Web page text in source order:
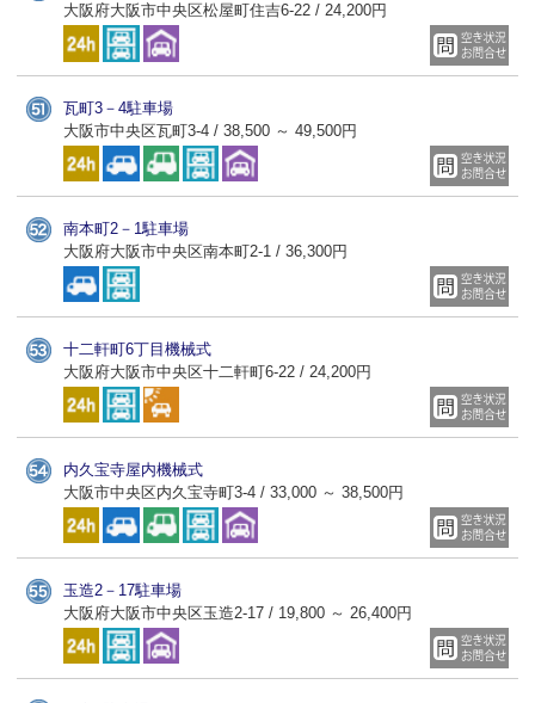
大阪府大阪市中央区松屋町住吉6-22 / 24,200円
瓦町3－4駐車場
大阪市中央区瓦町3-4 / 38,500 ～ 49,500円
南本町2－1駐車場
大阪府大阪市中央区南本町2-1 / 36,300円
十二軒町6丁目機械式
大阪府大阪市中央区十二軒町6-22 / 24,200円
内久宝寺屋内機械式
大阪市中央区内久宝寺町3-4 / 33,000 ～ 38,500円
玉造2－17駐車場
大阪府大阪市中央区玉造2-17 / 19,800 ～ 26,400円